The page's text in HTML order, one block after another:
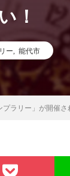
！
ー 能代市
ラリー」が開催さ